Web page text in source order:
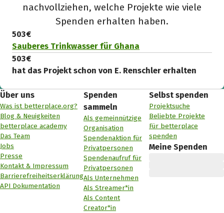
nachvollziehen, welche Projekte wie viele
Spenden erhalten haben.
503 €
Sauberes Trinkwasser für Ghana
503 €
hat das Projekt schon von E. Renschler erhalten
Über uns
Was ist betterplace.org?
Blog & Neuigkeiten
betterplace academy
Das Team
Jobs
Presse
Kontakt & Impressum
Barrierefreiheitserklärung
API Dokumentation
Spenden
sammeln
Als gemeinnützige
Organisation
Spendenaktion für
Privatpersonen
Spendenaufruf für
Privatpersonen
Als Unternehmen
Als Streamer*in
Als Content
Creator*in
Selbst spenden
Projektsuche
Beliebte Projekte
Für betterplace
spenden
Meine Spenden